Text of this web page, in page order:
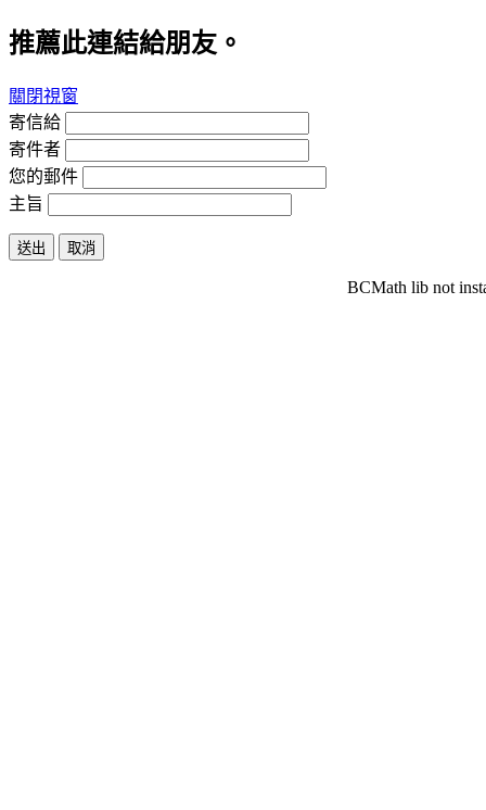
推薦此連結給朋友。
關閉視窗
寄信給
寄件者
您的郵件
主旨
送出 取消
BCMath lib not